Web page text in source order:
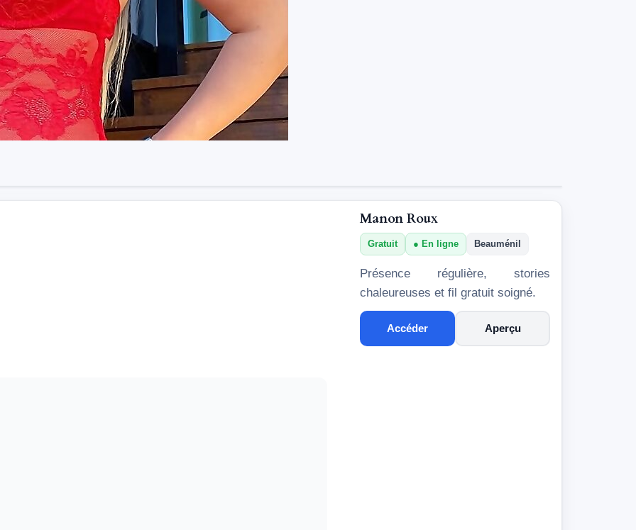
Manon Roux
Gratuit En ligne Beauménil
Présence régulière, stories
chaleureuses et fil gratuit soigné.
Accéder Aperçu